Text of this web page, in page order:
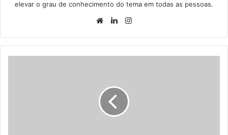
elevar o grau de conhecimento do tema em todas as pessoas.
WebsiteLinkedin